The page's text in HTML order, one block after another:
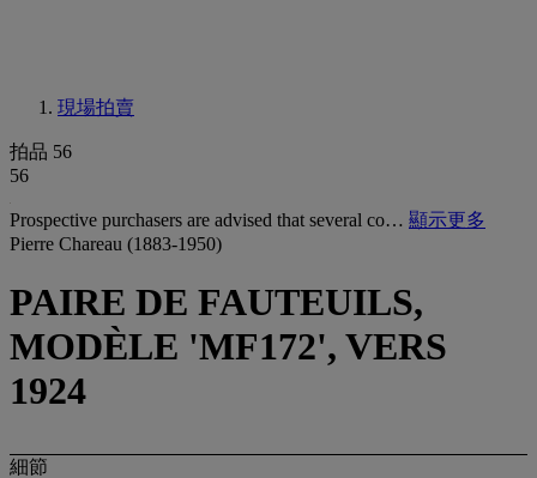
現場拍賣
拍品 56
56
Prospective purchasers are advised that several co… 顯示更多
Pierre Chareau (1883-1950)
PAIRE DE FAUTEUILS,
MODÈLE 'MF172', VERS
1924
細節